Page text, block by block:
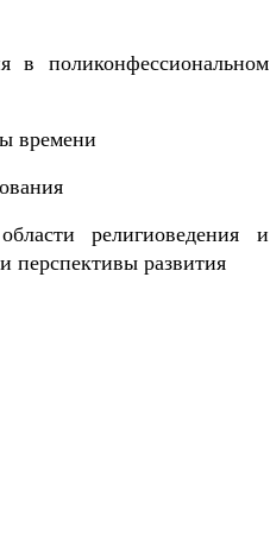
в поликонфессиональном
времени
религиоведения и
перспективы развития